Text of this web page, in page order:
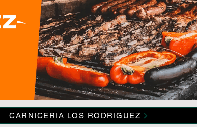
CARNICERIA LOS RODRIGUEZ